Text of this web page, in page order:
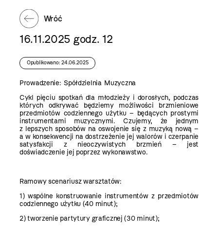
Wróć
16.11.2025 godz. 12
Opublikowano: 24.06.2025
Prowadzenie: Spółdzielnia Muzyczna
Cykl pięciu spotkań dla młodzieży i dorosłych, podczas
których odkrywać będziemy możliwości brzmieniowe
przedmiotów codziennego użytku – będących prostymi
instrumentami muzycznymi. Czujemy, że jednym
z lepszych sposobów na oswojenie się z muzyką nową –
a w konsekwencji na dostrzeżenie jej walorów i czerpanie
satysfakcji z nieoczywistych brzmień – jest
doświadczenie jej poprzez wykonawstwo.
Ramowy scenariusz warsztatów:
1) wspólne konstruowanie instrumentów z przedmiotów
codziennego użytku (40 minut);
2) tworzenie partytury graficznej (30 minut);